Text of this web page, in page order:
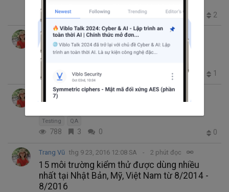
4.2K 3 +1 2
Trang Vũ thg 12 23, 2016 8:47 CH 6 phút đọc
Web testing at Client and Server side
1.8K 7 0 1
Trang Vũ thg 10 22, 2016 11:00 CH 5 phút đọc
Testing QA
788 3 0 0
Trang Vũ thg 9 23, 2016 12:08 SA 2 phút đọc
15 môi trường kiểm thử được dùng nhiều
nhất tại Nhật Bản, Mỹ, Việt Nam từ 8/2014 -
8/2016